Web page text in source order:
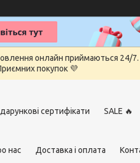
онлайн приймаються
покупок 💜
сертифікати SALE 🔥
нас Доставка і оплата